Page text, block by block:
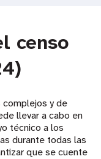
censo
complejos y de
llevar a cabo en
técnico a los
durante todas las
que se cuente